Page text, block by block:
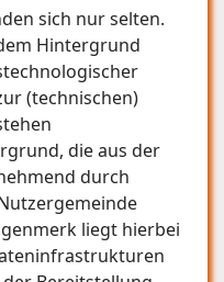
sich nur selten.
Hintergrund
(technischen)
die aus der
durch
liegt hierbei